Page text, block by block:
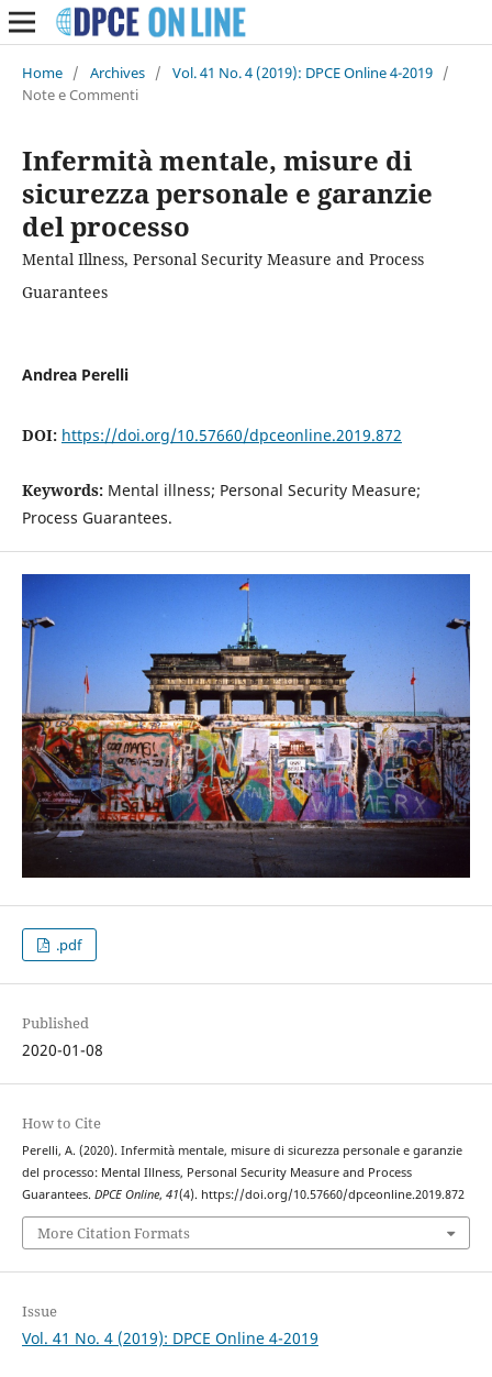
Home / Archives / Vol. 41 No. 4 (2019): DPCE Online 4-2019 /
Note e Commenti
Infermità mentale, misure di
sicurezza personale e garanzie
del processo
Mental Illness, Personal Security Measure and Process
Guarantees
Andrea Perelli
DOI: https://doi.org/10.57660/dpceonline.2019.872
Keywords: Mental illness; Personal Security Measure;
Process Guarantees.
.pdf
Published
2020-01-08
How to Cite
Perelli, A. (2020). Infermità mentale, misure di sicurezza personale e garanzie
del processo: Mental Illness, Personal Security Measure and Process
Guarantees. DPCE Online, 41(4). https://doi.org/10.57660/dpceonline.2019.872
More Citation Formats
Issue
Vol. 41 No. 4 (2019): DPCE Online 4-2019